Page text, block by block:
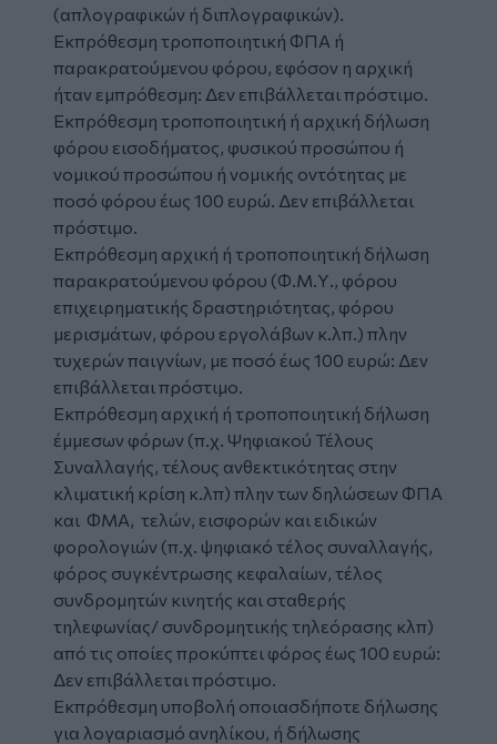
(απλογραφικών ή διπλογραφικών).
Εκπρόθεσμη τροποποιητική ΦΠΑ ή
παρακρατούμενου φόρου, εφόσον η αρχική
ήταν εμπρόθεσμη: Δεν επιβάλλεται πρόστιμο.
Εκπρόθεσμη τροποποιητική ή αρχική δήλωση
φόρου εισοδήματος, φυσικού προσώπου ή
νομικού προσώπου ή νομικής οντότητας με
ποσό φόρου έως 100 ευρώ. Δεν επιβάλλεται
πρόστιμο.
Εκπρόθεσμη αρχική ή τροποποιητική δήλωση
παρακρατούμενου φόρου (Φ.Μ.Υ., φόρου
επιχειρηματικής δραστηριότητας, φόρου
μερισμάτων, φόρου εργολάβων κ.λπ.) πλην
τυχερών παιγνίων, με ποσό έως 100 ευρώ: Δεν
επιβάλλεται πρόστιμο.
Εκπρόθεσμη αρχική ή τροποποιητική δήλωση
έμμεσων φόρων (π.χ. Ψηφιακού Τέλους
Συναλλαγής, τέλους ανθεκτικότητας στην
κλιματική κρίση κ.λπ) πλην των δηλώσεων ΦΠΑ
και ΦΜΑ, τελών, εισφορών και ειδικών
φορολογιών (π.χ. ψηφιακό τέλος συναλλαγής,
φόρος συγκέντρωσης κεφαλαίων, τέλος
συνδρομητών κινητής και σταθερής
τηλεφωνίας/ συνδρομητικής τηλεόρασης κλπ)
από τις οποίες προκύπτει φόρος έως 100 ευρώ:
Δεν επιβάλλεται πρόστιμο.
Εκπρόθεσμη υποβολή οποιασδήποτε δήλωσης
για λογαριασμό ανηλίκου, ή δήλωσης